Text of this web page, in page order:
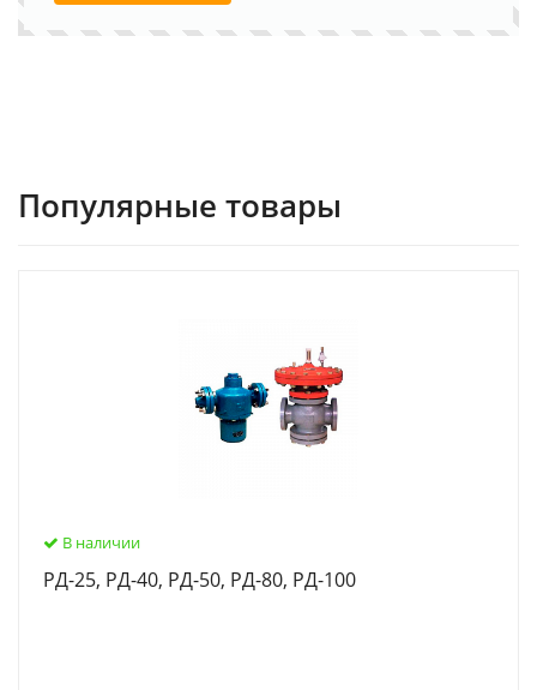
Популярные товары
В наличии
РД-25, РД-40, РД-50, РД-80, РД-100